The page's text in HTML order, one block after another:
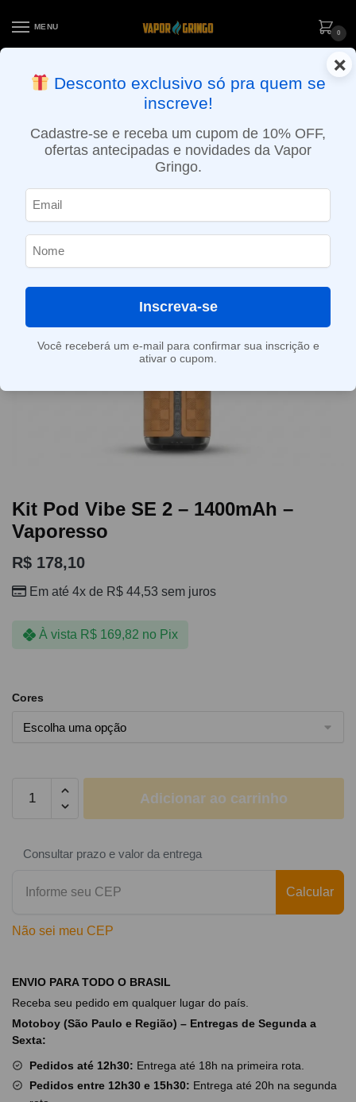
MENU
0
ENTREGA NO MESMO DIA EM SÃO PAULO (SEG A SEX): PEDIDOS
APROVADOS ATÉ 15:30 VIA MOTOBOY
Kit Pod Vibe SE 2 – 1400mAh –
Vaporesso
R$ 178,10
Em até 4x de R$ 44,53 sem juros
À vista R$169,82 no Pix
Cores
Adicionar ao carrinho
Consultar prazo e valor da entrega
Calcular
Não sei meu CEP
ENVIO PARA TODO O BRASIL
Receba seu pedido em qualquer lugar do país.
Motoboy (São Paulo e Região) – Entregas de Segunda a
Sexta:
Pedidos até 12h30: Entrega até 18h na primeira rota.
Pedidos entre 12h30 e 15h30: Entrega até 20h na segunda
×
Desconto exclusivo só pra quem se
inscreve!
Cadastre-se e receba um cupom de 10% OFF,
ofertas antecipadas e novidades da Vapor
Gringo.
Inscreva-se
Você receberá um e-mail para confirmar sua inscrição e
ativar o cupom.